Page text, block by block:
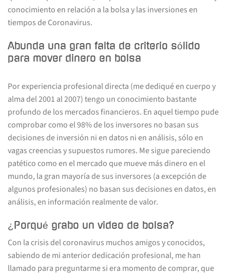
conocimiento en relación a la bolsa y las inversiones en
tiempos de Coronavirus.
Abunda una gran falta de criterio sólido
para mover dinero en bolsa
Por experiencia profesional directa (me dediqué en cuerpo y
alma del 2001 al 2007) tengo un conocimiento bastante
profundo de los mercados financieros. En aquel tiempo pude
comprobar como el 98% de los inversores no basan sus
decisiones de inversión ni en datos ni en análisis, sólo en
vagas creencias y supuestos rumores. Me sigue pareciendo
patético como en el mercado que mueve más dinero en el
mundo, la gran mayoría de sus inversores (a excepción de
algunos profesionales) no basan sus decisiones en datos, en
análisis, en información realmente de valor.
¿Porqué grabo un video de bolsa?
Con la crisis del coronavirus muchos amigos y conocidos,
sabiendo de mi anterior dedicación profesional, me han
llamado para preguntarme si era momento de comprar, que